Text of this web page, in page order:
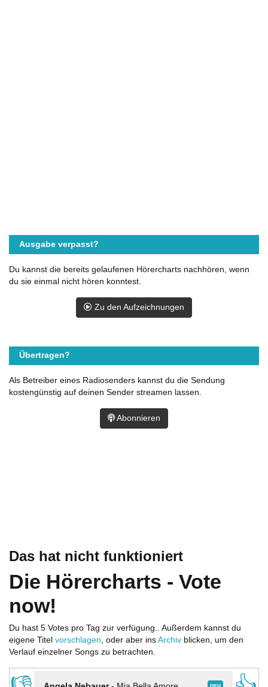
Das hat nicht funktioniert
Die Hörercharts - Vote
now!
Du hast 5 Votes pro Tag zur verfügung.. Außerdem kannst du
eigene Titel vorschlagen, oder aber ins Archiv blicken, um den
Verlauf einzelner Songs zu betrachten.
neu
Ausgabe verpasst?
Du kannst die bereits gelaufenen Hörercharts nachhören, wenn
du sie einmal nicht hören konntest.
Zu den Aufzeichnungen
Übertragen?
Als Betreiber eines Radiosenders kannst du die Sendung
kostengünstig auf deinen Sender streamen lassen.
Abonnieren